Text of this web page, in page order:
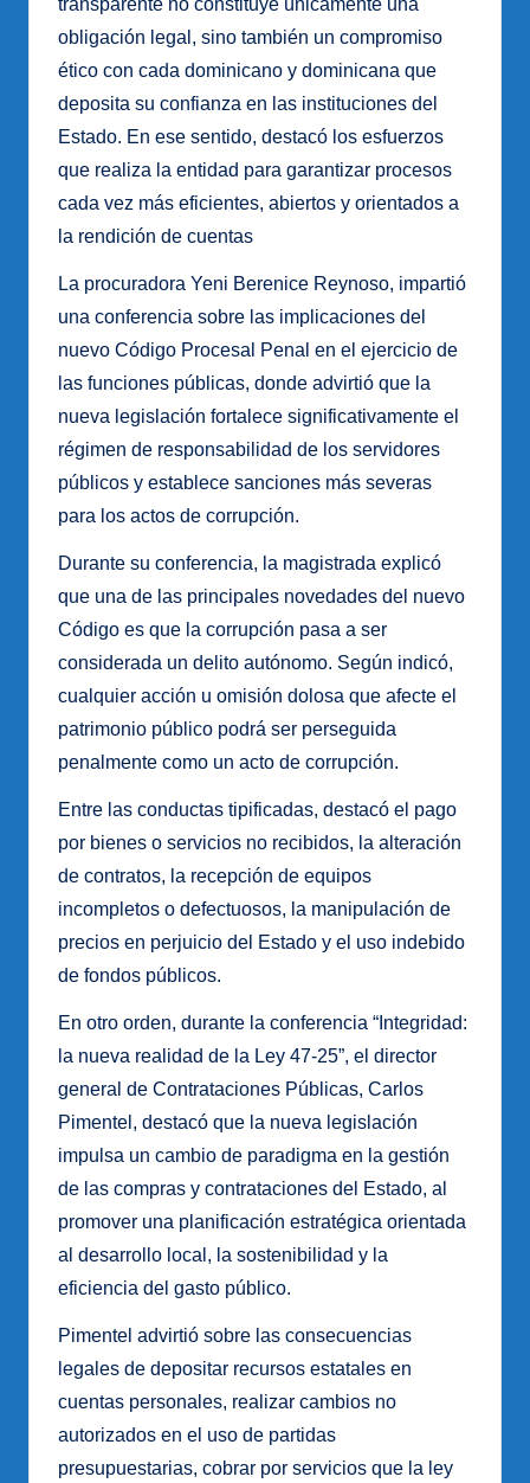
transparente no constituye únicamente una
obligación legal, sino también un compromiso
ético con cada dominicano y dominicana que
deposita su confianza en las instituciones del
Estado. En ese sentido, destacó los esfuerzos
que realiza la entidad para garantizar procesos
cada vez más eficientes, abiertos y orientados a
la rendición de cuentas
La procuradora Yeni Berenice Reynoso, impartió
una conferencia sobre las implicaciones del
nuevo Código Procesal Penal en el ejercicio de
las funciones públicas, donde advirtió que la
nueva legislación fortalece significativamente el
régimen de responsabilidad de los servidores
públicos y establece sanciones más severas
para los actos de corrupción.
Durante su conferencia, la magistrada explicó
que una de las principales novedades del nuevo
Código es que la corrupción pasa a ser
considerada un delito autónomo. Según indicó,
cualquier acción u omisión dolosa que afecte el
patrimonio público podrá ser perseguida
penalmente como un acto de corrupción.
Entre las conductas tipificadas, destacó el pago
por bienes o servicios no recibidos, la alteración
de contratos, la recepción de equipos
incompletos o defectuosos, la manipulación de
precios en perjuicio del Estado y el uso indebido
de fondos públicos.
En otro orden, durante la conferencia “Integridad:
la nueva realidad de la Ley 47-25”, el director
general de Contrataciones Públicas, Carlos
Pimentel, destacó que la nueva legislación
impulsa un cambio de paradigma en la gestión
de las compras y contrataciones del Estado, al
promover una planificación estratégica orientada
al desarrollo local, la sostenibilidad y la
eficiencia del gasto público.
Pimentel advirtió sobre las consecuencias
legales de depositar recursos estatales en
cuentas personales, realizar cambios no
autorizados en el uso de partidas
presupuestarias, cobrar por servicios que la ley